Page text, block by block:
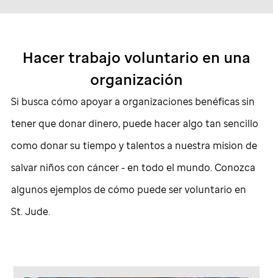
Hacer trabajo voluntario en una
organización
Si busca cómo apoyar a organizaciones benéficas sin
tener que donar dinero, puede hacer algo tan sencillo
como donar su tiempo y talentos a nuestra mision de
salvar niños con cáncer - en todo el mundo. Conozca
algunos ejemplos de cómo puede ser voluntario en
St. Jude.